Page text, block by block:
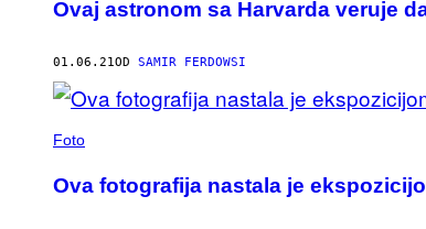
Ovaj astronom sa Harvarda veruje
01.06.21OD SAMIR FERDOWSI
Foto
Ova fotografija nastala je